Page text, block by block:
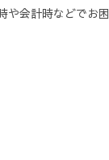
会計時などでお